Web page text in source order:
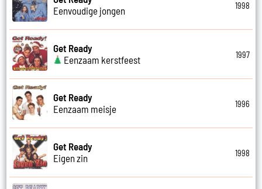
Eenvoudige jongen
1998
Get Ready
Eenzaam kerstfeest
1997
Get Ready
Eenzaam meisje
1996
Get Ready
Eigen zin
1998